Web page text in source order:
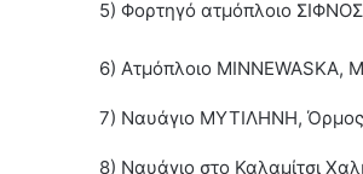
5) Φορτηγό ατμόπλοιο
6) Ατμόπλοιο MINNEWASKA,
7) Ναυάγιο ΜΥΤΙΛΗΝΗ,
8) Ναυάγιο στο Καλαμίτσι